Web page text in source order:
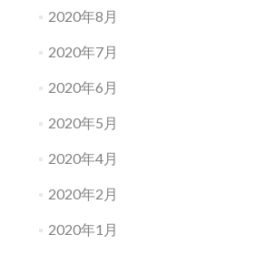
2020年8月
2020年7月
2020年6月
2020年5月
2020年4月
2020年2月
2020年1月